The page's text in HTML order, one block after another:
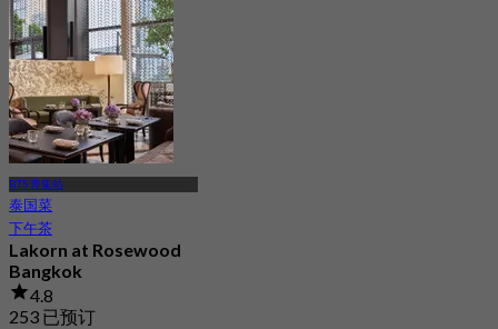
4.8
171 已预订
起฿ 1,412.5
BTS 奔集站
泰国菜
下午茶
Lakorn at Rosewood
Bangkok
4.8
253 已预订